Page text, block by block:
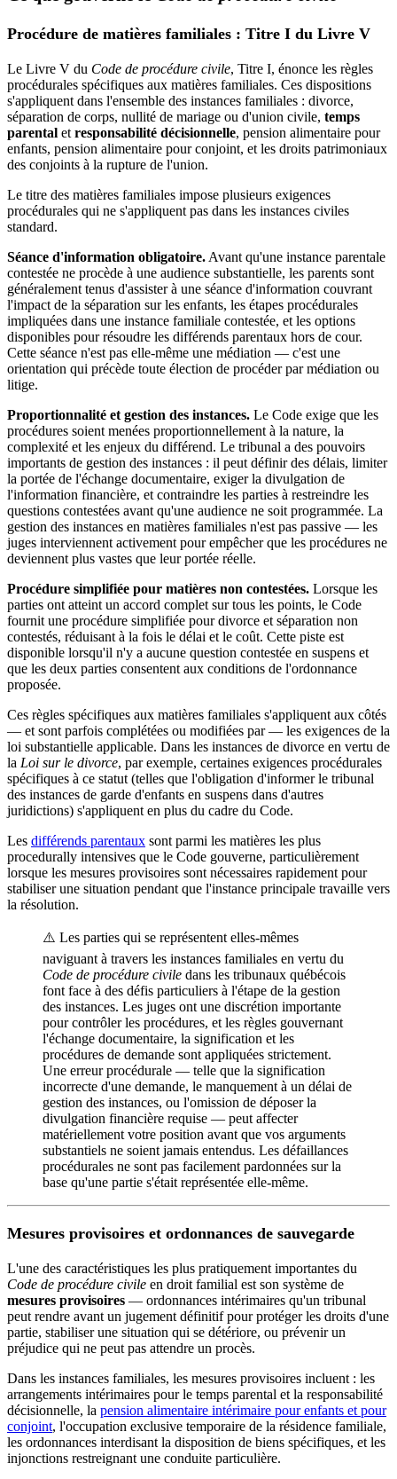
Procédure de matières familiales : Titre I du Livre V
Le Livre V du Code de procédure civile, Titre I, énonce les règles
procédurales spécifiques aux matières familiales. Ces dispositions
s'appliquent dans l'ensemble des instances familiales : divorce,
séparation de corps, nullité de mariage ou d'union civile, temps
parental et responsabilité décisionnelle, pension alimentaire pour
enfants, pension alimentaire pour conjoint, et les droits patrimoniaux
des conjoints à la rupture de l'union.
Le titre des matières familiales impose plusieurs exigences
procédurales qui ne s'appliquent pas dans les instances civiles
standard.
Séance d'information obligatoire. Avant qu'une instance parentale
contestée ne procède à une audience substantielle, les parents sont
généralement tenus d'assister à une séance d'information couvrant
l'impact de la séparation sur les enfants, les étapes procédurales
impliquées dans une instance familiale contestée, et les options
disponibles pour résoudre les différends parentaux hors de cour.
Cette séance n'est pas elle-même une médiation — c'est une
orientation qui précède toute élection de procéder par médiation ou
litige.
Proportionnalité et gestion des instances. Le Code exige que les
procédures soient menées proportionnellement à la nature, la
complexité et les enjeux du différend. Le tribunal a des pouvoirs
importants de gestion des instances : il peut définir des délais, limiter
la portée de l'échange documentaire, exiger la divulgation de
l'information financière, et contraindre les parties à restreindre les
questions contestées avant qu'une audience ne soit programmée. La
gestion des instances en matières familiales n'est pas passive — les
juges interviennent activement pour empêcher que les procédures ne
deviennent plus vastes que leur portée réelle.
Procédure simplifiée pour matières non contestées. Lorsque les
parties ont atteint un accord complet sur tous les points, le Code
fournit une procédure simplifiée pour divorce et séparation non
contestés, réduisant à la fois le délai et le coût. Cette piste est
disponible lorsqu'il n'y a aucune question contestée en suspens et
que les deux parties consentent aux conditions de l'ordonnance
proposée.
Ces règles spécifiques aux matières familiales s'appliquent aux côtés
— et sont parfois complétées ou modifiées par — les exigences de la
loi substantielle applicable. Dans les instances de divorce en vertu de
la Loi sur le divorce, par exemple, certaines exigences procédurales
spécifiques à ce statut (telles que l'obligation d'informer le tribunal
des instances de garde d'enfants en suspens dans d'autres
juridictions) s'appliquent en plus du cadre du Code.
Les différends parentaux sont parmi les matières les plus
procedurally intensives que le Code gouverne, particulièrement
lorsque les mesures provisoires sont nécessaires rapidement pour
stabiliser une situation pendant que l'instance principale travaille vers
la résolution.
⚠️ Les parties qui se représentent elles-mêmes
naviguant à travers les instances familiales en vertu du
Code de procédure civile dans les tribunaux québécois
font face à des défis particuliers à l'étape de la gestion
des instances. Les juges ont une discrétion importante
pour contrôler les procédures, et les règles gouvernant
l'échange documentaire, la signification et les
procédures de demande sont appliquées strictement.
Une erreur procédurale — telle que la signification
incorrecte d'une demande, le manquement à un délai de
gestion des instances, ou l'omission de déposer la
divulgation financière requise — peut affecter
matériellement votre position avant que vos arguments
substantiels ne soient jamais entendus. Les défaillances
procédurales ne sont pas facilement pardonnées sur la
base qu'une partie s'était représentée elle-même.
Mesures provisoires et ordonnances de sauvegarde
L'une des caractéristiques les plus pratiquement importantes du
Code de procédure civile en droit familial est son système de
mesures provisoires — ordonnances intérimaires qu'un tribunal
peut rendre avant un jugement définitif pour protéger les droits d'une
partie, stabiliser une situation qui se détériore, ou prévenir un
préjudice qui ne peut pas attendre un procès.
Dans les instances familiales, les mesures provisoires incluent : les
arrangements intérimaires pour le temps parental et la responsabilité
décisionnelle, la pension alimentaire intérimaire pour enfants et pour
conjoint, l'occupation exclusive temporaire de la résidence familiale,
les ordonnances interdisant la disposition de biens spécifiques, et les
injonctions restreignant une conduite particulière.